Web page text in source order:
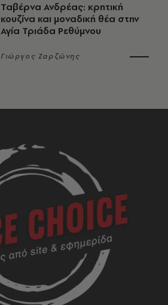
Ταβέρνα Ανδρέας: κρητική
κουζίνα και μοναδική θέα στην
Αγία Τριάδα Ρεθύμνου
Γιώργος Ζαρζώνης